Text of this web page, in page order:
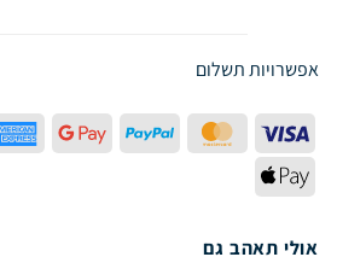
אפשרויות תשלום
Visa
MasterCard
PayPal
Google
Pay
Apple
Pay
אולי תאהב גם